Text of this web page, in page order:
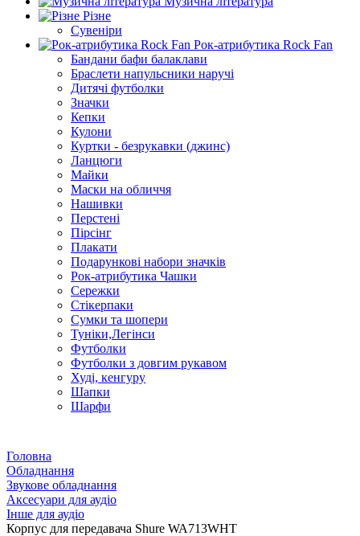
Різне
Сувеніри
Рок-атрибутика Rock Fan
Бандани бафи балаклави
Браслети напульсники наручі
Дитячі футболки
Значки
Кепки
Кулони
Куртки - безрукавки (джинс)
Ланцюги
Майки
Маски на обличчя
Нашивки
Перстені
Пірсінг
Плакати
Подарункові набори значків
Рок-атрибутика Чашки
Сережки
Стікерпаки
Сумки та шопери
Туніки,Легінси
Футболки
Футболки з довгим рукавом
Худі, кенгуру
Шапки
Шарфи
Головна
Обладнання
Звукове обладнання
Аксесуари для аудіо
Інше для аудіо
Корпус для передавача Shure WA713WHT